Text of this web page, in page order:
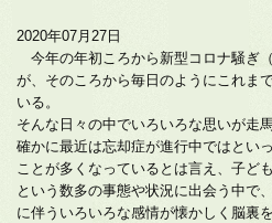
2020年07月27日
今年の年初ころから新型コロナ騒ぎ
が、そのころから毎日のようにこれま
いる。
そんな日々の中でいろいろな思いが走
確かに最近は忘却症が進行中ではとい
ことが多くなっているとは言え、子ど
という数多の事態や状況に出会う中で
に伴ういろいろな感情が懐かしく脳裏